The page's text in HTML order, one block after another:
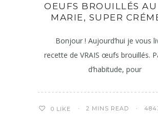
OEUFS BROUILLÉS
MARIE, SUPER
Bonjour ! Aujourd’hui je vous
recette de VRAIS œufs brouillés.
d’habitude, pour
0 LIKE 2 MINS READ